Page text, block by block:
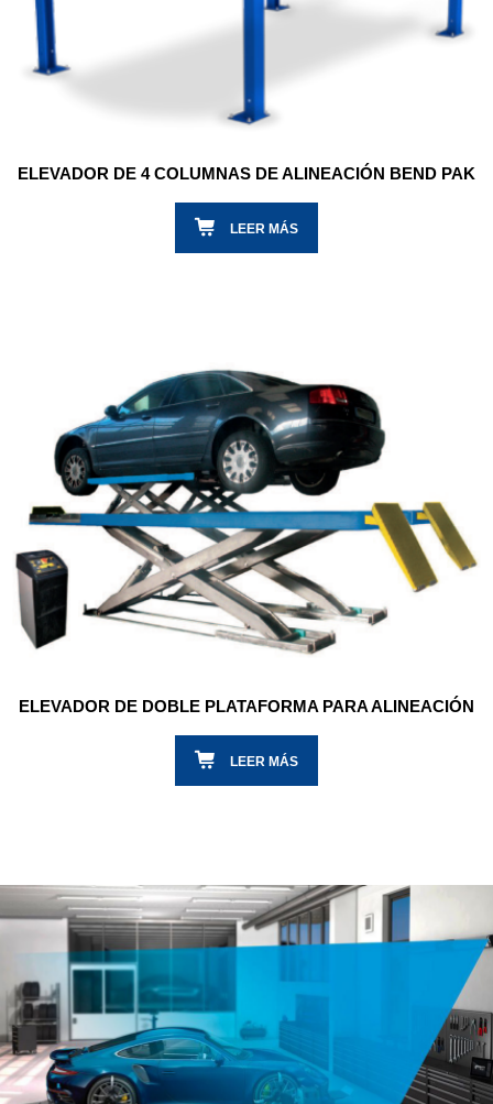
ELEVADOR DE 4 COLUMNAS DE ALINEACIÓN BEND PAK
LEER MÁS
ELEVADOR DE DOBLE PLATAFORMA PARA ALINEACIÓN
LEER MÁS